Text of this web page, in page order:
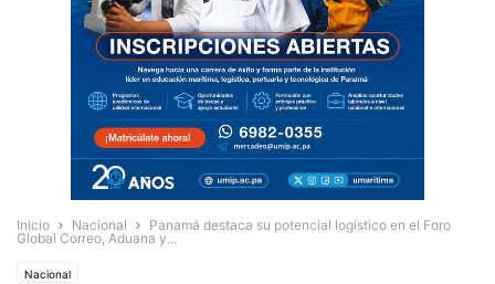
Inicio Nacional
Panamá destaca su potencial logístico en el Foro
Global Correo, Aduana y...
Nacional